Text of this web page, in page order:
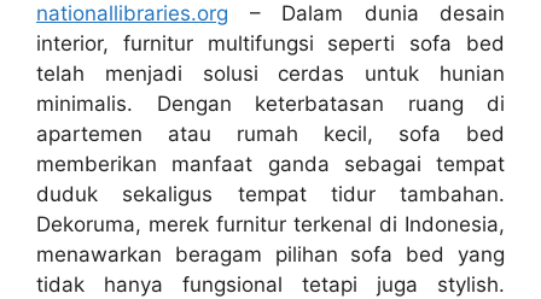
nationallibraries.org – Dalam dunia desain
interior, furnitur multifungsi seperti sofa bed
telah menjadi solusi cerdas untuk hunian
minimalis. Dengan keterbatasan ruang di
apartemen atau rumah kecil, sofa bed
memberikan manfaat ganda sebagai tempat
duduk sekaligus tempat tidur tambahan.
Dekoruma, merek furnitur terkenal di Indonesia,
menawarkan beragam pilihan sofa bed yang
tidak hanya fungsional tetapi juga stylish.